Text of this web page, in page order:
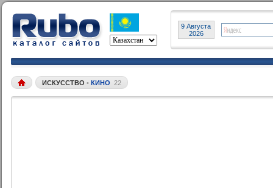
9 Августа
2026
ИСКУССТВО • КИНО 22